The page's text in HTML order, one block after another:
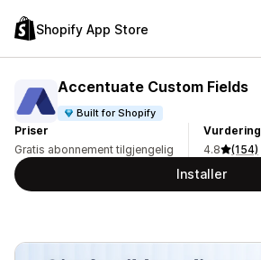
Shopify App Store
Accentuate Custom Fields
Built for Shopify
Priser
Gratis abonnement tilgjengelig
Vurdering
4.8
(154)
Installer